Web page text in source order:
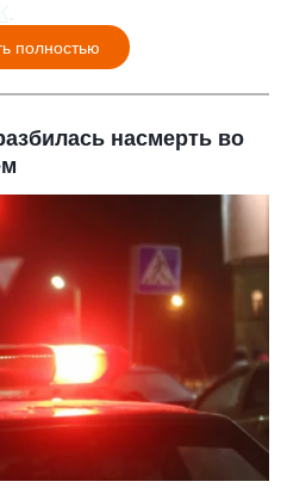
полностью
насмерть во